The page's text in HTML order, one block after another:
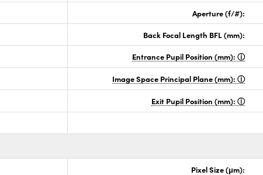
Aperture (f/#):
Back Focal Length BFL (mm):
Entrance Pupil Position (mm):
Image Space Principal Plane (mm):
Exit Pupil Position (mm):
Pixel Size (μm):